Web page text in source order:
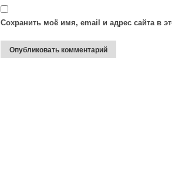
Сохранить моё имя, email и адрес сайта в